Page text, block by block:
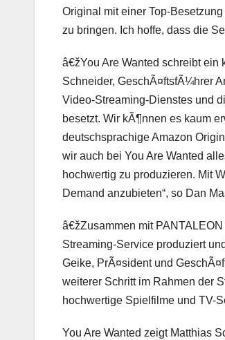
Original mit einer Top-
zu bringen. Ich hoffe, dass die
â€žYou Are Wanted schreibt ein
Schneider, GeschÃ¤ftsfÃ¼hrer
Video-Streaming-Dienstes und
besetzt. Wir kÃ¶nnen es kaum
deutschsprachige Amazon
wir auch bei You Are Wanted
hochwertig zu produzieren. Mit
Demand anzubieten“, so Dan
â€žZusammen mit
Streaming-Service produziert
Geike, PrÃ¤sident und
weiterer Schritt im Rahmen der
hochwertige Spielfilme und TV-
You Are Wanted zeigt Matthias